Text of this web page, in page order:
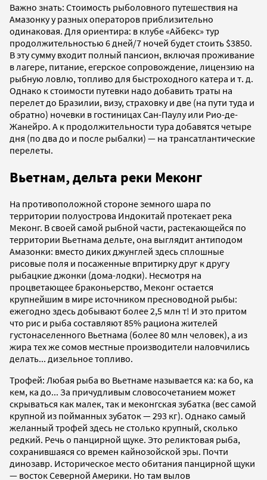
Важно знать: Стоимость рыболовного путешествия на
Амазонку у разных операторов приблизительно
одинаковая. Для ориентира: в клубе «Айбекс» тур
продолжительностью 6 дней/7 ночей будет стоить $3850.
В эту сумму входит полный пансион, включая проживание
в лагере, питание, егерское сопровождение, лицензию на
рыбную ловлю, топливо для быстроходного катера и т. д.
Однако к стоимости путевки надо добавить траты на
перелет до Бразилии, визу, страховку и две (на пути туда и
обратно) ночевки в гостиницах Сан-Паулу или Рио-де-
Жанейро. А к продолжительности тура добавятся четыре
дня (по два до и после рыбалки) — на трансатлантические
перелеты.
Вьетнам, дельта реки Меконг
На противоположной стороне земного шара по
территории полуострова Индокитай протекает река
Меконг. В своей самой рыбной части, растекающейся по
территории Вьетнама дельте, она выглядит антиподом
Амазонки: вместо диких джунглей здесь сплошные
рисовые поля и посаженные впритирку друг к другу
рыбацкие джонки (дома-лодки). Несмотря на
процветающее браконьерство, Меконг остается
крупнейшим в мире источником пресноводной рыбы:
ежегодно здесь добывают более 2,5 млн т! И это притом
что рис и рыба составляют 85% рациона жителей
густонаселенного Вьетнама (более 80 млн человек), а из
жира тех же сомов местные производители наловчились
делать... дизельное топливо.
Трофей: Любая рыба во Вьетнаме называется ка: ка бо, ка
кем, ка до... За причудливым словосочетанием может
скрываться как малек, так и меконгская зубатка (вес самой
крупной из пойманных зубаток — 293 кг). Однако самый
желанный трофей здесь не столько крупный, сколько
редкий. Речь о панцирной щуке. Это реликтовая рыба,
сохранившаяся со времен кайнозойской эры. Почти
динозавр. Историческое место обитания панцирной щуки
— восток Северной Америки. Но там вылов